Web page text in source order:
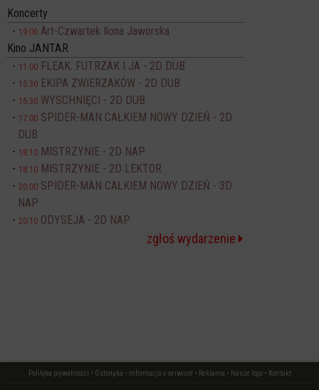
Koncerty
19:00 Art-Czwartek Ilona Jaworska
Kino JANTAR
11:00 FLEAK. FUTRZAK I JA - 2D DUB
15:30 EKIPA ZWIERZAKÓW - 2D DUB
16:30 WYSCHNIĘCI - 2D DUB
17:00 SPIDER-MAN CAŁKIEM NOWY DZIEŃ - 2D
DUB
18:10 MISTRZYNIE - 2D NAP
18:10 MISTRZYNIE - 2D LEKTOR
20:00 SPIDER-MAN CAŁKIEM NOWY DZIEŃ - 3D
NAP
20:10 ODYSEJA - 2D NAP
zgłoś wydarzenie
Polityka prywatności • Ostrołęka • Informacja o serwisie • Reklama • Nasze logo• Kontakt